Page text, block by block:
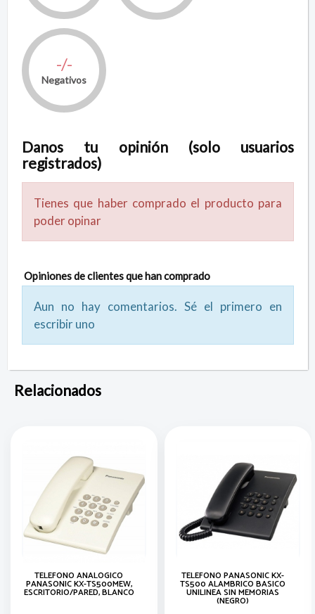
-/-
Negativos
Danos tu opinión (solo usuarios
registrados)
Tienes que haber comprado el producto para
poder opinar
Opiniones de clientes que han comprado
Aun no hay comentarios. Sé el primero en
escribir uno
Relacionados
TELÉFONO ANALÓGICO
PANASONIC KX-TS500MEW,
ESCRITORIO/PARED, BLANCO
TELEFONO PANASONIC KX-
TS500 ALAMBRICO BASICO
UNILINEA SIN MEMORIAS
(NEGRO)